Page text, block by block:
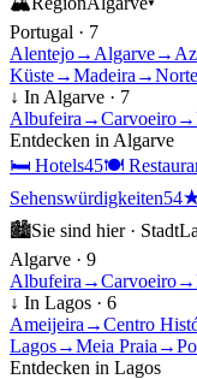
Portugal · 7
Alentejo→ Algarve→
Küste→Madeira →
↓ In Algarve · 7
Albufeira →Carvoeiro→
Entdecken in Algarve
🛏 Hotels45🍽
Sehenswürdigkeiten54
🏙Sie sind hier · Stadt
Algarve · 9
Albufeira →Carvoeiro→
↓ In Lagos · 6
Ameijeira →Centro
Lagos→Meia Praia →
Entdecken in Lagos